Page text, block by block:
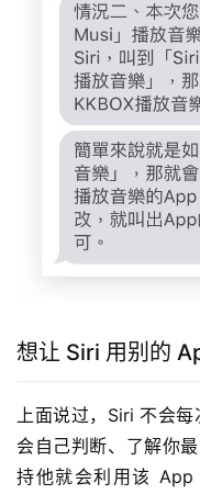
想让 Siri 用别的
上面说过，Siri 不会
会自己判断、了解你
持他就会利用该 App